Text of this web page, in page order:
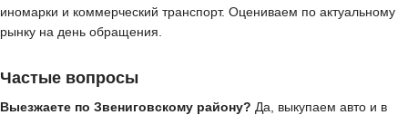
иномарки и коммерческий транспорт. Оцениваем по актуальному
рынку на день обращения.
Частые вопросы
Выезжаете по Звениговскому району? Да, выкупаем авто и в